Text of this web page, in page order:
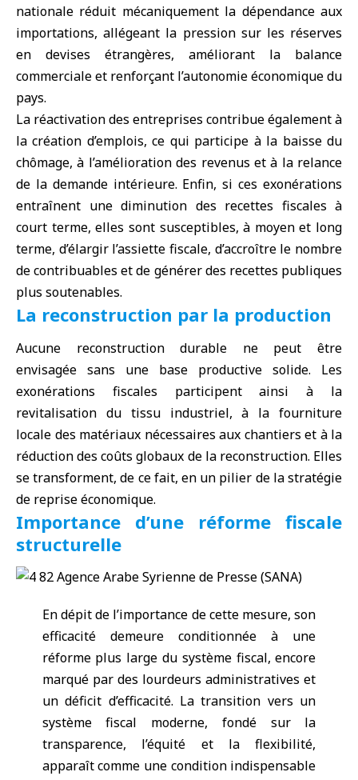
nationale réduit mécaniquement la dépendance aux
importations, allégeant la pression sur les réserves
en devises étrangères, améliorant la balance
commerciale et renforçant l’autonomie économique du
pays.
La réactivation des entreprises contribue également à
la création d’emplois, ce qui participe à la baisse du
chômage, à l’amélioration des revenus et à la relance
de la demande intérieure. Enfin, si ces exonérations
entraînent une diminution des recettes fiscales à
court terme, elles sont susceptibles, à moyen et long
terme, d’élargir l’assiette fiscale, d’accroître le nombre
de contribuables et de générer des recettes publiques
plus soutenables.
La reconstruction par la production
Aucune reconstruction durable ne peut être
envisagée sans une base productive solide. Les
exonérations fiscales participent ainsi à la
revitalisation du tissu industriel, à la fourniture
locale des matériaux nécessaires aux chantiers et à la
réduction des coûts globaux de la reconstruction. Elles
se transforment, de ce fait, en un pilier de la stratégie
de reprise économique.
Importance d’une réforme fiscale
structurelle
En dépit de l’importance de cette mesure, son
efficacité demeure conditionnée à une
réforme plus large du système fiscal, encore
marqué par des lourdeurs administratives et
un déficit d’efficacité. La transition vers un
système fiscal moderne, fondé sur la
transparence, l’équité et la flexibilité,
apparaît comme une condition indispensable